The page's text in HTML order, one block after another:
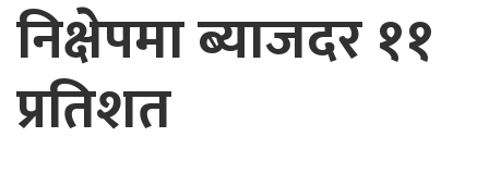
निक्षेपमा ब्याजदर ११
प्रतिशत